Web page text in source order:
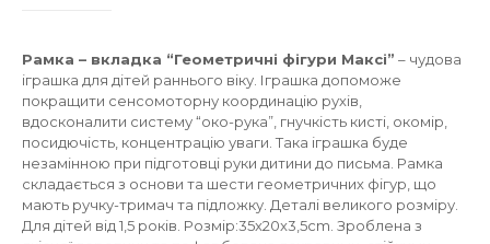
Рамка – вкладка “Геометричні фігури Максі” – чудова
іграшка для дітей раннього віку. Іграшка допоможе
покращити сенсомоторну координацію рухів,
вдосконалити систему “око-рука”, гнучкість кисті, окомір,
посидючість, концентрацію уваги. Така іграшка буде
незамінною при підготовці руки дитини до письма. Рамка
складається з основи та шести геометричних фігур, що
мають ручку-тримач та підложку. Деталі великого розміру.
Для дітей від 1,5 років. Розмір:35x20x3,5cm. Зроблена з